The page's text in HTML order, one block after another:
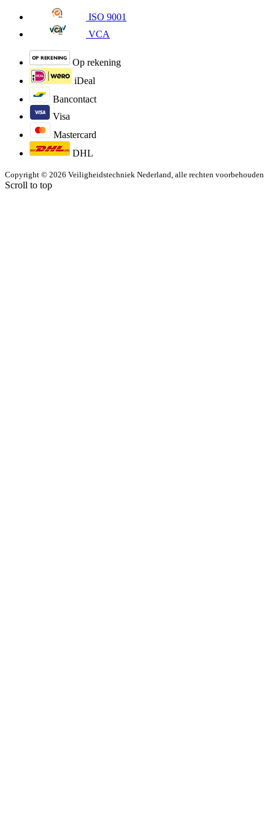
ISO 9001
VCA
Op rekening
iDeal
Bancontact
Visa
Mastercard
DHL
Copyright © 2026 Veiligheidstechniek Nederland, alle rechten voorbehouden
Scroll to top